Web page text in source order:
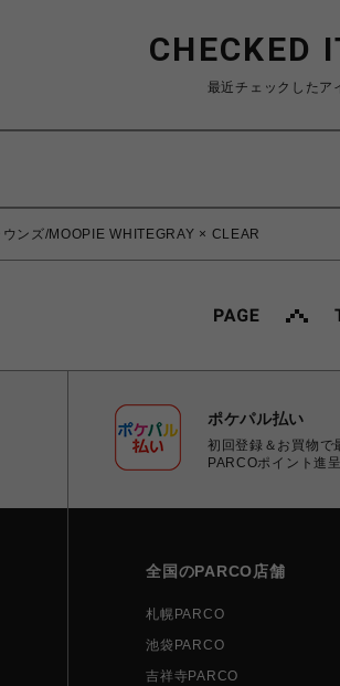
CHECKED
最近チェックしたア
ンズ/MOOPIE WHITEGRAY × CLEAR
ポケパル払い
初回登録＆お買物で
PARCOポイント進呈
全国のPARCO店舗
札幌PARCO
池袋PARCO
吉祥寺PARCO